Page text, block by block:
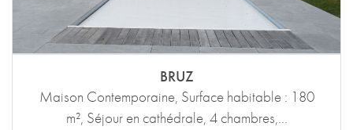
BRUZ
Maison Contemporaine, Surface habitable : 180
m², Séjour en cathédrale, 4 chambres,...